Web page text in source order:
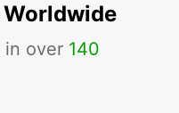
in over 140